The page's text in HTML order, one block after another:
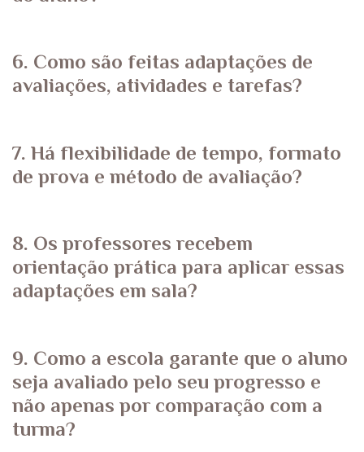
6. Como são feitas adaptações de
avaliações, atividades e tarefas?
7. Há flexibilidade de tempo, formato
de prova e método de avaliação?
8. Os professores recebem
orientação prática para aplicar essas
adaptações em sala?
9. Como a escola garante que o aluno
seja avaliado pelo seu progresso e
não apenas por comparação com a
turma?